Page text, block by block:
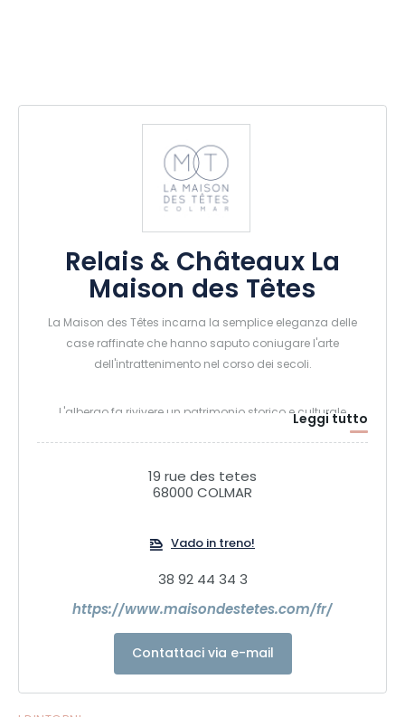
Relais & Châteaux La
Maison des Têtes
La Maison des Têtes incarna la semplice eleganza delle
case raffinate che hanno saputo coniugare l'arte
dell'intrattenimento nel corso dei secoli.
L'albergo fa rivivere un patrimonio storico e culturale
attraverso un hotel 5 stelle Relais & Châteaux, la Brasserie
I proprietari, Marilyn ed Eric Girardin, si ispirano al passato
questo patrimonio nel 21° secolo.
della tradizione alsaziana e la modernità.
M & T per Modernità e Tradizione.
Leggi tutto
19 rue des tetes
68000 COLMAR
Vado in treno!
38 92 44 34 3
https://www.maisondestetes.com/fr/
Contattaci via e-mail